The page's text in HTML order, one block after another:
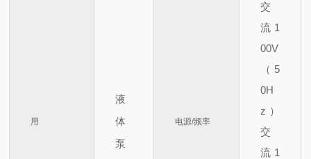
用
液
体
泵
电源/频率
交
流 1
00V
（5
0H
z）
交
流 1